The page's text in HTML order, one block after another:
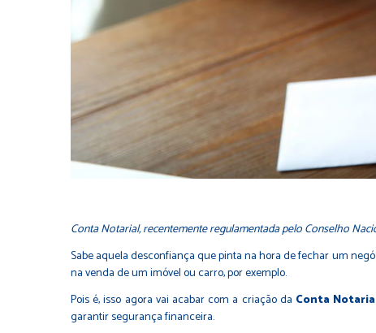
Conta Notarial, recentemente regulamentada pelo Conselho
Sabe aquela desconfiança que pinta na hora de fechar um
na venda de um imóvel ou carro, por exemplo.
Pois é, isso agora vai acabar com a criação da Conta
garantir segurança financeira.